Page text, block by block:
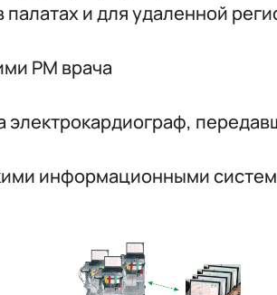
и для удаленной
РМ врача
электрокардиограф,
информационными